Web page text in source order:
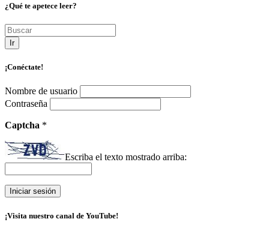
¿Qué te apetece leer?
Ir
¡Conéctate!
Nombre de usuario
Contraseña
Captcha *
Escriba el texto mostrado arriba:
¡Visita nuestro canal de YouTube!